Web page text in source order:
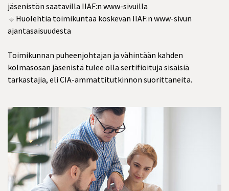
jäsenistön saatavilla IIAF:n www-sivuilla
🔹Huolehtia toimikuntaa koskevan IIAF:n www-sivun
ajantasaisuudesta
Toimikunnan puheenjohtajan ja vähintään kahden
kolmasosan jäsenistä tulee olla sertifioituja sisäisiä
tarkastajia, eli CIA-ammattitutkinnon suorittaneita.